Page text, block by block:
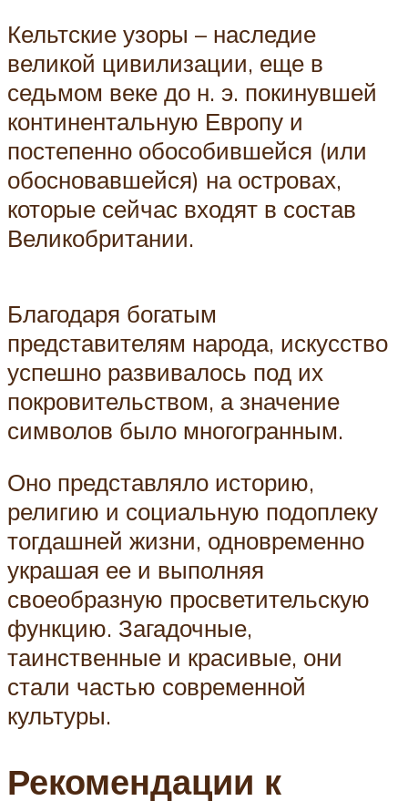
Кельтские узоры – наследие
великой цивилизации, еще в
седьмом веке до н. э. покинувшей
континентальную Европу и
постепенно обособившейся (или
обосновавшейся) на островах,
которые сейчас входят в состав
Великобритании.
Благодаря богатым
представителям народа, искусство
успешно развивалось под их
покровительством, а значение
символов было многогранным.
Оно представляло историю,
религию и социальную подоплеку
тогдашней жизни, одновременно
украшая ее и выполняя
своеобразную просветительскую
функцию. Загадочные,
таинственные и красивые, они
стали частью современной
культуры.
Рекомендации к